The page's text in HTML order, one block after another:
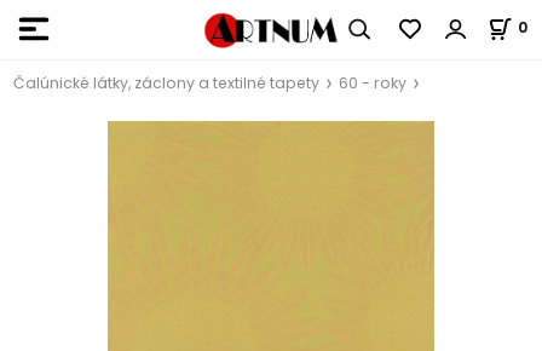
0
Čalúnické látky, záclony a textilné tapety 60 - roky